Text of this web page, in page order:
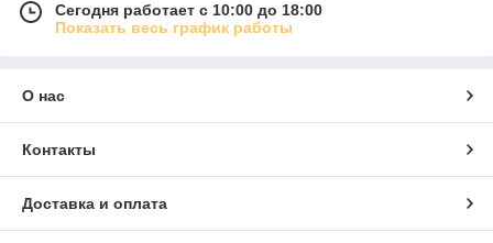
Сегодня работает с 10:00 до 18:00
Показать весь график работы
О нас
Контакты
Доставка и оплата